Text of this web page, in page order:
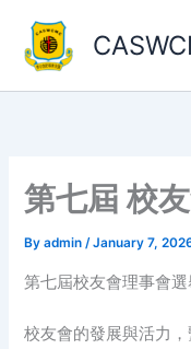
content
第七屆 校
Byadmin/January 7,
第七屆校友會理事會
校友會的發展與活力